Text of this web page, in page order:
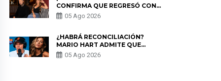
CONFIRMA QUE REGRESÓ CON
MILETT FIGUEROA: “EL AMOR
PUDO MÁS”
05 Ago 2026
¿HABRÁ RECONCILIACIÓN?
MARIO HART ADMITE QUE
PODRÍA VOLVER CON KORINA
RIVADENEIRA: “NO LE CERRARÍA
05 Ago 2026